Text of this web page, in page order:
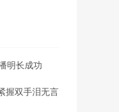
明长成功
握双手泪无言